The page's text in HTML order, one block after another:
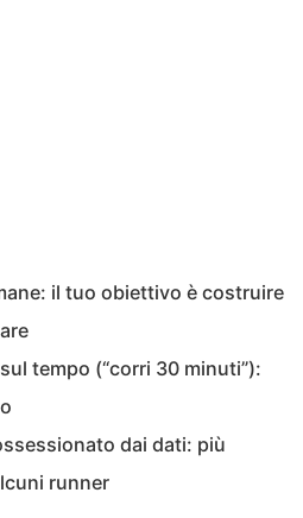
il tuo obiettivo è costruire
tempo (“corri 30 minuti”):
dai dati: più
runner